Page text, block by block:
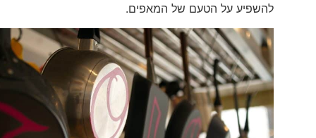
להשפיע על הטעם של המאפים.